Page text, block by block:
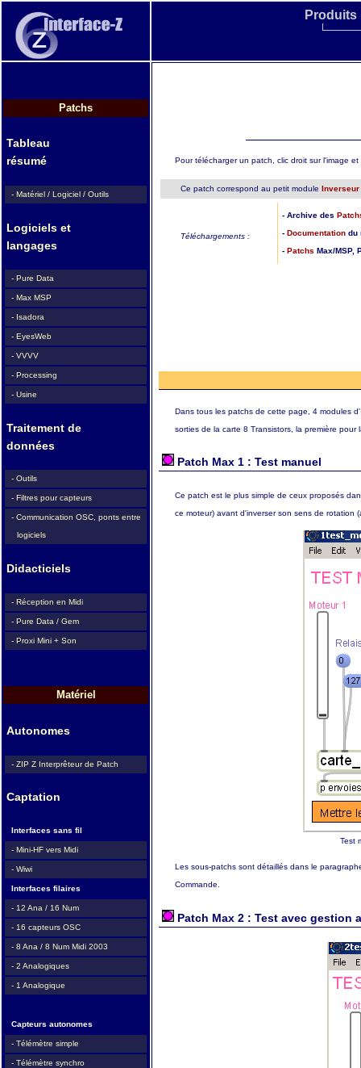
Produits
Patchs
Tableau
résumé
- Matériel / Logiciel / Outils
Logiciels et
langages
- Pure Data
- Max MSP
- Isadora
- EyesWeb
- VVVV
- Processing
- Usine
Traitement de
données
- Outils
- Filtres pour capteurs
- Communication OSC, ponts entre
logiciels
Didacticiels
- Réception en Midi
- Pure Data / Gem
- Proxi Mini + Son
Matériel
Autonomes
- ZIP Z Interprêteur de Patch
Captation
Interfaces sans fil
- Mini-HF vers Midi
- Wiwi
Interfaces filaires
- 12 Ana / 16 Num
- 16 capteurs OSC
- 8 Ana / 8 Num Midi 2003
- 2 Analogiques
- 1 Analogique
Capteurs autonomes
- Télémètre simple
- Télémètre synchro
Pour télécharger un patch, clic droit sur l'image
Ce patch correspond au petit module Inverseur
Téléchargements :
- Archive des
- Documentation du
- Patchs Max/MSP,
Dans tous les patchs de cette page, 4 modules
sorties de la carte 8 Transistors, la première
Patch Max 1 : Test manuel
Ce patch est le plus simple de ceux proposés
ce moteur) avant d'inverser son sens de rotation
Test
Les sous-patchs sont détaillés dans le
Commande.
Patch Max 2 : Test avec gestion